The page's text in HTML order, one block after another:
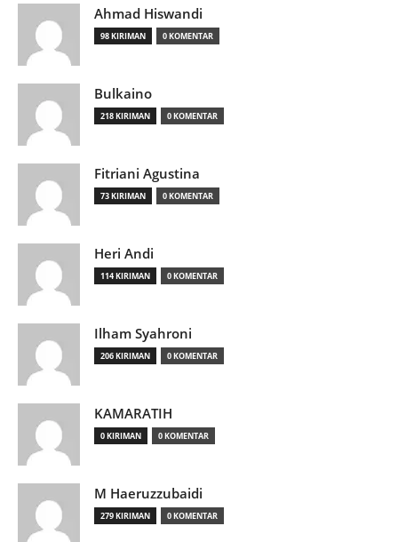
Ahmad Hiswandi
98 KIRIMAN 0 KOMENTAR
Bulkaino
218 KIRIMAN 0 KOMENTAR
Fitriani Agustina
73 KIRIMAN 0 KOMENTAR
Heri Andi
114 KIRIMAN 0 KOMENTAR
Ilham Syahroni
206 KIRIMAN 0 KOMENTAR
KAMARATIH
0 KIRIMAN 0 KOMENTAR
M Haeruzzubaidi
279 KIRIMAN 0 KOMENTAR